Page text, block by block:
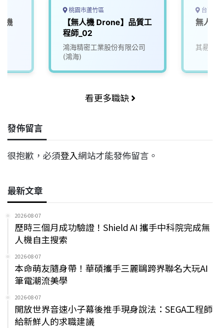
機
桃園市蘆竹區
【無人機 Drone】品質工
程師_02
鴻海精密工業股份有限公司
(鴻海)
台南
無人
其昜先
看更多職缺
發佈留言
很抱歉，必須登入網站才能發佈留言。
最新文章
2026-08-07
歷時三個月成功驗證！Shield AI 攜手中科院完成無
人機自主搜索
2026-08-07
本命萌友隨身帶！華碩攜手三麗鷗跨界聯名大玩AI
筆電潮流美學
2026-08-07
開放世界音速小子幕後推手現身說法：SEGA工程師
給新鮮人的求職建議